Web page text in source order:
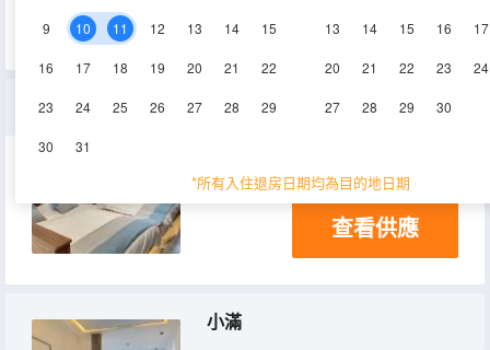
9 10 11 12 13 14 15
16 17 18 19 20 21 22
23 24 25 26 27 28 29
30 31
13 14 15 16 17
20 21 22 23 24
27 28 29 30
*所有入住退房日期均為目的地日期
芒種四人間
30-35㎡ 2層
查看供應
小滿